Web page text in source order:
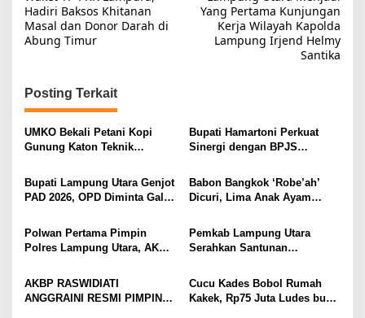
a
v
a
s
i
o
Hadiri Baksos Khitanan
Masal dan Donor Darah di
Abung Timur
Yang Pertama Kunjungan
Kerja Wilayah Kapolda
Lampung Irjend Helmy
Santika
Posting Terkait
UMKO Bekali Petani Kopi
Gunung Katon Teknik
Jual Hasil Panen Meningkat
Bupati Hamartoni Perkuat
Sinergi dengan BPJS
Kesehatan Makin Cepat dan
Mudah
Bupati Lampung Utara Genjot
PAD 2026, OPD Diminta Gali
hingga Optimalkan PBB-P2
Babon Bangkok ‘Robe’ah’
Dicuri, Lima Anak Ayam
Gang Jalaba Kotabumi Heboh
Polwan Pertama Pimpin
Polres Lampung Utara, AKBP
Pedang Pora
Pemkab Lampung Utara
Serahkan Santunan
Korban Kebakaran
AKBP RASWIDIATI
ANGGRAINI RESMI PIMPIN
Cucu Kades Bobol Rumah
Kakek, Rp75 Juta Ludes buat